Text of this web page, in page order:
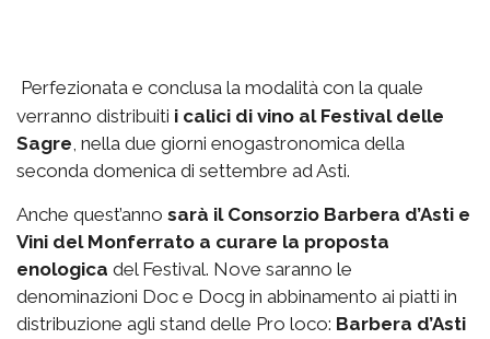
Perfezionata e conclusa la modalità con la quale
verranno distribuiti i calici di vino al Festival delle
Sagre, nella due giorni enogastronomica della
seconda domenica di settembre ad Asti.
Anche quest’anno sarà il Consorzio Barbera d’Asti e
Vini del Monferrato a curare la proposta
enologica del Festival. Nove saranno le
denominazioni Doc e Docg in abbinamento ai piatti in
distribuzione agli stand delle Pro loco: Barbera d’Asti